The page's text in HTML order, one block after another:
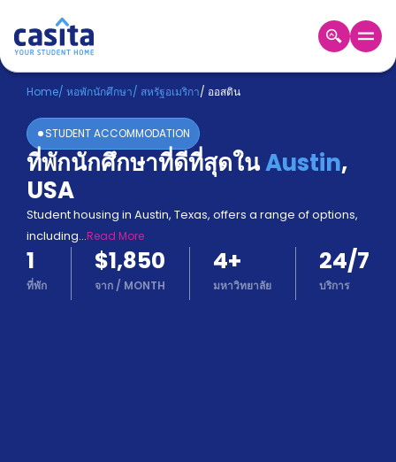
Home TH USD
เข้าสู่
ระบบ
Booking
Accommodation
About
Blog
Refer
And
Become
Home/ หอพักนักศึกษา/ สหรัฐอเมริกา/ ออสติน
STUDENT ACCOMMODATION
ที่พักนักศึกษาที่ดีที่สุดในAustin,
USA
Student housing in Austin, Texas, offers a range of options,
including...Read More
1
ที่พัก
$1,850
จาก / MONTH
4+
มหาวิทยาลัย
24/7
บริการ